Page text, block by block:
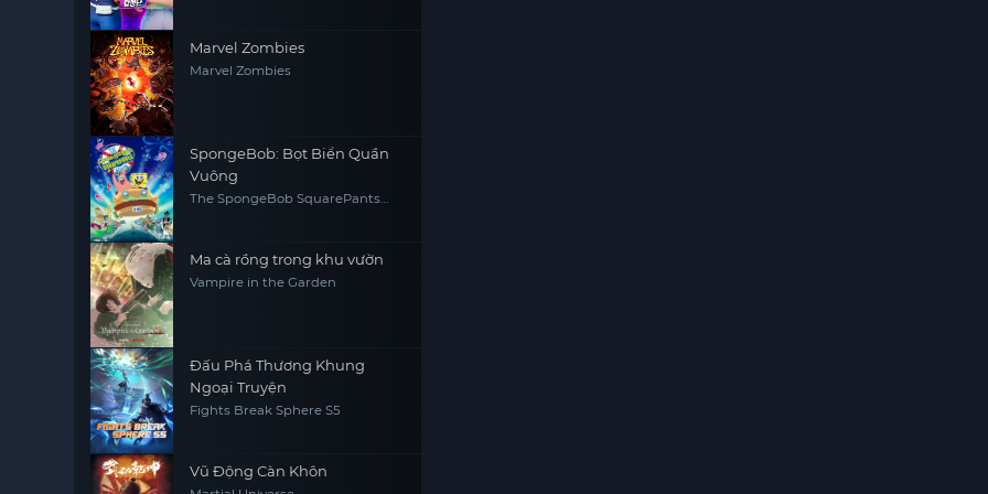
Marvel Zombies
Marvel Zombies
SpongeBob: Bọt Biển Quần
Vuông
The SpongeBob SquarePants
Ma cà rồng trong khu vườn
Vampire in the Garden
Đấu Phá Thương Khung
Ngoại Truyện
Fights Break Sphere S5
Vũ Động Càn Khôn